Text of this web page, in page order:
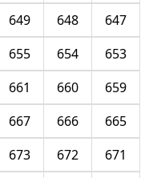
647
648
649
653
654
655
659
660
661
665
666
667
671
672
673